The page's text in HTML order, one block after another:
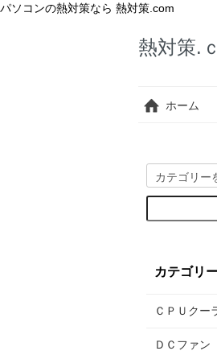
パソコンの熱対策なら 熱対策.com
熱対策.
ホーム
カテゴリ
ＣＰＵクー
ＤＣファン